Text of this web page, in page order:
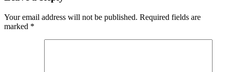
Your email address will not be published. Required fields are
marked *